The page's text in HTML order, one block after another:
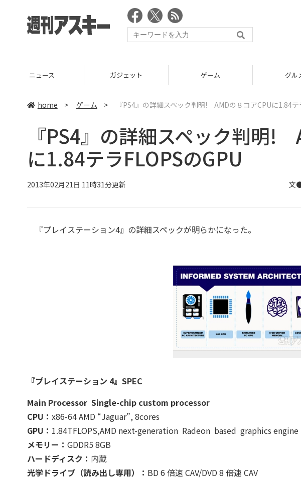
ニュース ガジェット ゲーム グル
home > ゲーム > 『PS4』の詳細スペック判明! AMDの８コアCPUに1.84テ
『PS4』の詳細スペック判明!
に1.84テラFLOPSのGPU
2013年02月21日 11時31分更新 文
『プレイステーション4』の詳細スペックが明らかになった。
『プレイステーション 4』SPEC
Main Processor Single-chip custom processor
CPU： x86-64 AMD “Jaguar”, 8cores
GPU： 1.84TFLOPS,AMD next-generation Radeon based graphics engine
メモリー： GDDR5 8GB
ハードディスク： 内蔵
光学ドライブ（読み出し専用）： BD 6 倍速 CAV/DVD 8 倍速 CAV